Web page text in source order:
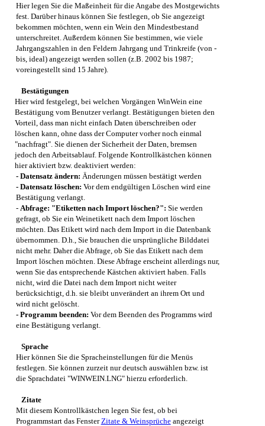
Hier legen Sie die Maßeinheit für die Angabe des Mostgewichts
fest. Darüber hinaus können Sie festlegen, ob Sie angezeigt
bekommen möchten, wenn ein Wein den Mindestbestand
unterschreitet. Außerdem können Sie bestimmen, wie viele
Jahrgangszahlen in den Feldern Jahrgang und Trinkreife (von -
bis, ideal) angezeigt werden sollen (z.B. 2002 bis 1987;
voreingestellt sind 15 Jahre).
Bestätigungen
Hier wird festgelegt, bei welchen VorgängenWinWein eine
Bestätigung vom Benutzer verlangt. Bestätigungen bieten den
Vorteil, dass man nicht einfach Daten überschreiben oder
löschen kann, ohne dass der Computer vorher noch einmal
"nachfragt". Sie dienen der Sicherheit der Daten, bremsen
jedoch den Arbeitsablauf. Folgende Kontrollkästchen können
hier aktiviert bzw. deaktiviert werden:
- Datensatz ändern: Änderungen müssen bestätigt werden
- Datensatz löschen: Vor dem endgültigen Löschen wird eine
Bestätigung verlangt.
- Abfrage: "Etiketten nach Import löschen?": Sie werden
gefragt, ob Sie ein Weinetikett nach dem Import löschen
möchten. Das Etikett wird nach dem Import in die Datenbank
übernommen. D.h., Sie brauchen die ursprüngliche Bilddatei
nicht mehr. Daher die Abfrage, ob Sie das Etikett nach dem
Import löschen möchten. Diese Abfrage erscheint allerdings nur,
wenn Sie das entsprechende Kästchen aktiviert haben. Falls
nicht, wird die Datei nach dem Import nicht weiter
berücksichtigt, d.h. sie bleibt unverändert an ihrem Ort und
wird nicht gelöscht.
- Programm beenden: Vor dem Beenden des Programms wird
eine Bestätigung verlangt.
Sprache
Hier können Sie die Spracheinstellungen für die Menüs
festlegen. Sie können zurzeit nur deutsch auswählen bzw. ist
die Sprachdatei "WINWEIN.LNG" hierzu erforderlich.
Zitate
Mit diesem Kontrollkästchen legen Sie fest, ob bei
Programmstart das Fenster Zitate & Weinsprücheangezeigt